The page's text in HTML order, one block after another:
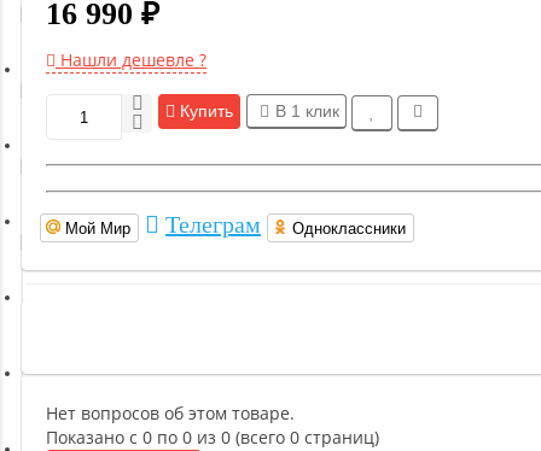
Гимнастическое оборудование
Функциональный тренинг
Йога и пилатес
Бокс и единоборства
16 990 ₽
Нашли дешевле ?
Купить В 1 клик
Мой Мир Телеграм Одноклассники
Нет вопросов об этом товаре.
Показано с 0 по 0 из 0 (всего 0 страниц)